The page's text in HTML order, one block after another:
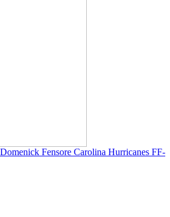
Fensore Carolina Hurricanes FF-